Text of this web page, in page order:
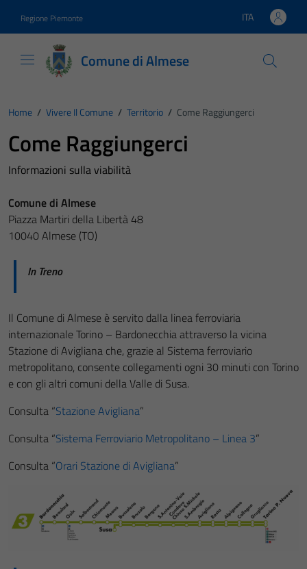
Regione Piemonte Lingua attiva:
ITA
Comune di Almese
Home / Vivere Il Comune / Territorio / Come Raggiungerci
Come Raggiungerci
Informazioni sulla viabilità
Comune di Almese
Piazza Martiri della Libertà 48
10040 Almese (TO)
In Treno
Il Comune di Almese è servito dalla linea ferroviaria
internazionale Torino – Bardonecchia attraverso la vicina
Stazione di Avigliana che, grazie al Sistema ferroviario
metropolitano, consente collegamenti ogni 30 minuti con Torino
e con gli altri comuni della Valle di Susa.
Consulta “Stazione Avigliana”
Consulta “Sistema Ferroviario Metropolitano – Linea 3”
Consulta “Orari Stazione di Avigliana”